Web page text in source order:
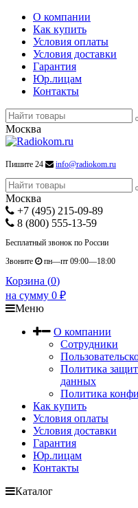
О компании
Как купить
Условия оплаты
Условия доставки
Гарантия
Юр.лицам
Контакты
Москва
Пишите 24 info@radiokom.ru
Москва
+7 (495) 215-09-89
8 (800) 555-13-59
Бесплатный звонок по России
Звоните
пн—пт 09:00—18:00
Корзина (0)
на сумму 0 ₽
Меню
О компании
Сотрудники
Политика
данных
Политика
Как купить
Условия оплаты
Условия доставки
Гарантия
Юр.лицам
Контакты
Каталог